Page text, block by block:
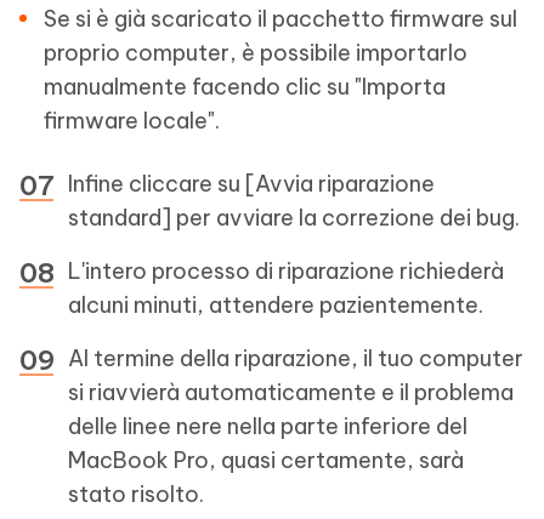
Se si è già scaricato il pacchetto firmware sul
proprio computer, è possibile importarlo
manualmente facendo clic su "Importa
firmware locale".
Infine cliccare su [Avvia riparazione
standard] per avviare la correzione dei bug.
L'intero processo di riparazione richiederà
alcuni minuti, attendere pazientemente.
Al termine della riparazione, il tuo computer
si riavvierà automaticamente e il problema
delle linee nere nella parte inferiore del
MacBook Pro, quasi certamente, sarà
stato risolto.